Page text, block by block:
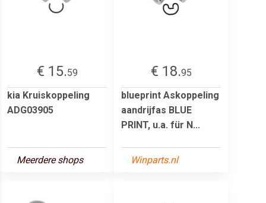
€ 15.59
kia Kruiskoppeling
ADG03905
Meerdere shops
€ 18.95
blueprint Askoppeling
aandrijfas BLUE
PRINT, u.a. für N...
Winparts.nl